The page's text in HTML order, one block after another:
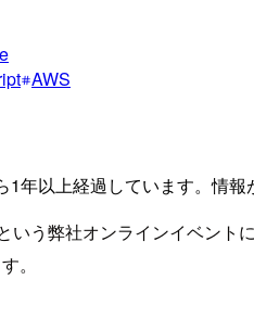
AWS
1年以上経過しています。情
いう弊社オンラインイベント
。